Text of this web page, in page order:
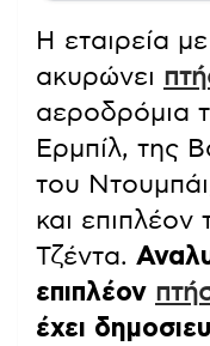
Η εταιρεία
ακυρώνει
αεροδρόμια
Ερμπίλ, της
του
και επιπλέον
Τζέντα.
επιπλέον
έχει